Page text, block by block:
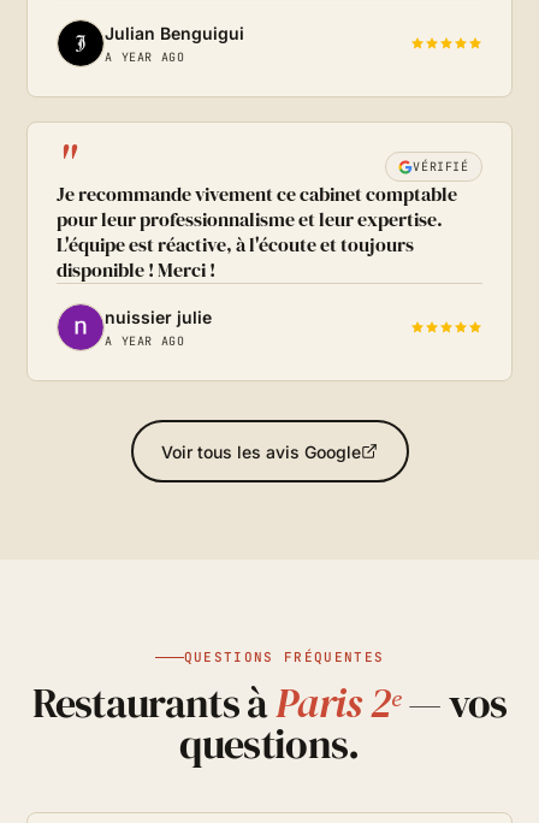
Julian Benguigui
A YEAR AGO
" VÉRIFIÉ
Je recommande vivement ce cabinet comptable
pour leur professionnalisme et leur expertise.
L'équipe est réactive, à l'écoute et toujours
disponible ! Merci !
nuissier julie
A YEAR AGO
Voir tous les avis Google
QUESTIONS FRÉQUENTES
Restaurants àParis 2ᵉ— vos
questions.